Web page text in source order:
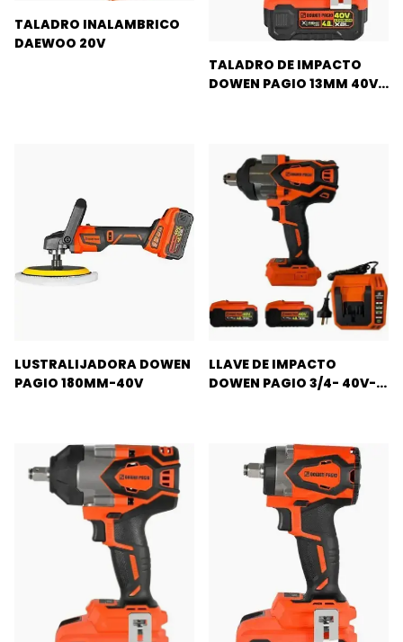
TALADRO INALAMBRICO
DAEWOO 20V
TALADRO DE IMPACTO
DOWEN PAGIO 13MM 40V-
LUSTRALIJADORA DOWEN
PAGIO 180MM-40V
LLAVE DE IMPACTO
DOWEN PAGIO 3/4- 40V-